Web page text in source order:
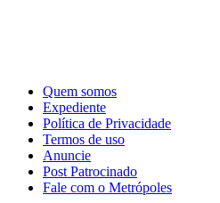
Quem somos
Expediente
Política de Privacidade
Termos de uso
Anuncie
Post Patrocinado
Fale com o Metrópoles